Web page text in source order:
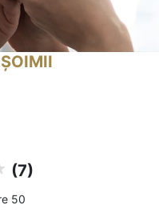
(7)
50